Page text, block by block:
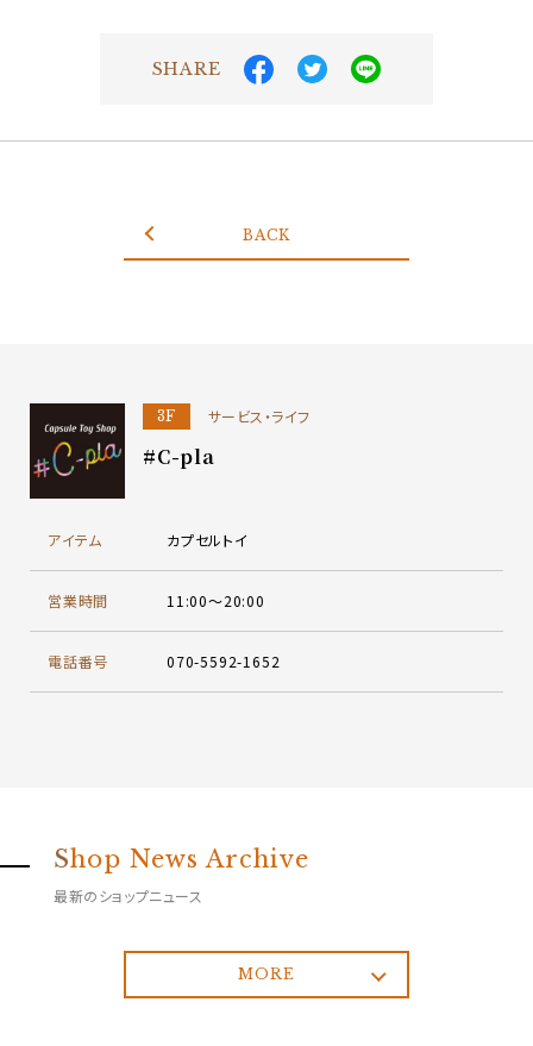
SHARE
BACK
3F サービス・ライフ
#C-pla
アイテム カプセルトイ
営業時間 11:00～20:00
電話番号 070-5592-1652
Shop News Archive
最新のショップニュース
MORE